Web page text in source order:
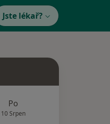
Jste lékař?
Po
10 Srpen